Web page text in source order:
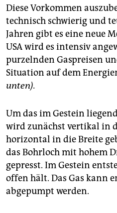
Diese Vorkommen
technisch schwierig und
Jahren gibt es eine neue
USA wird es intensiv
purzelnden Gaspreisen
Situation auf dem
unten).
Um das im Gestein
wird zunächst vertikal in
horizontal in die Breite
das Bohrloch mit hohem
gepresst. Im Gestein
offen hält. Das Gas kann
abgepumpt werden.